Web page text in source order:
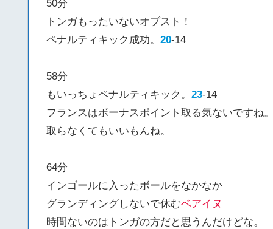
50分
トンガもったいないオブスト！
ペナルティキック成功。 20-14
58分
もいっちょペナルティキック。 23-14
フランスはボーナスポイント取る気ないですね
取らなくてもいいもんね。
64分
インゴールに入ったボールをなかなか
グランディングしないで休むベアイヌ
時間ないのはトンガの方だと思うんだけどな。